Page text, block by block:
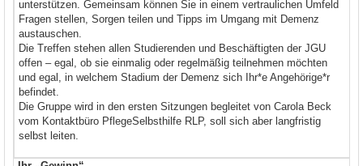
unterstützen. Gemeinsam können Sie in einem vertraulichen Umfeld
Fragen stellen, Sorgen teilen und Tipps im Umgang mit Demenz
austauschen.
Die Treffen stehen allen Studierenden und Beschäftigten der JGU
offen – egal, ob sie einmalig oder regelmäßig teilnehmen möchten
und egal, in welchem Stadium der Demenz sich Ihr*e Angehörige*r
befindet.
Die Gruppe wird in den ersten Sitzungen begleitet von Carola Beck
vom Kontaktbüro PflegeSelbsthilfe RLP, soll sich aber langfristig
selbst leiten.